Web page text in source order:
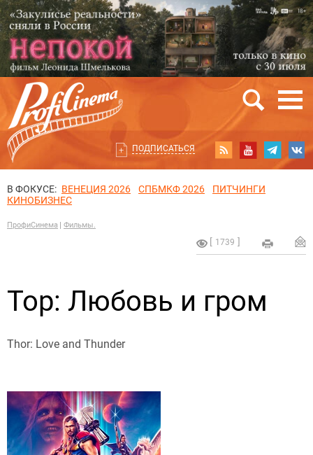
ПОДПИСАТЬСЯ
В ФОКУСЕ: ВЕНЕЦИЯ 2026 СПБМКФ 2026
ПИТЧИНГИ
КИНОБИЗНЕС
ПрофиСинема Фильмы.
1739
Тор: Любовь и гром
Thor: Love and Thunder